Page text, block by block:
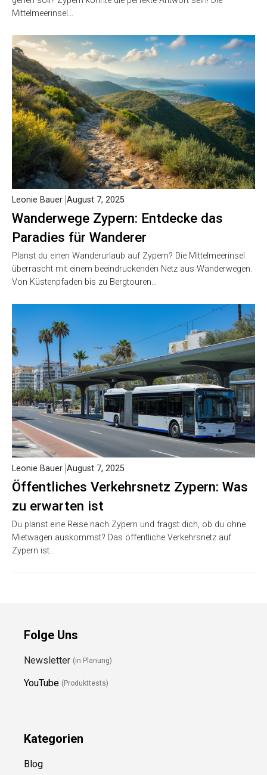
Mittelmeerinsel…
Wanderwege Zypern: Entdecke das
Paradies für Wanderer
Leonie Bauer August 7, 2025
Planst du einen Wanderurlaub auf Zypern? Die Mittelmeerinsel
überrascht mit einem beeindruckenden Netz aus Wanderwegen.
Von Küstenpfaden bis zu Bergtouren…
Öffentliches Verkehrsnetz Zypern: Was
zu erwarten ist
Leonie Bauer August 7, 2025
Du planst eine Reise nach Zypern und fragst dich, ob du ohne
Mietwagen auskommst? Das öffentliche Verkehrsnetz auf
Zypern ist…
Folge Uns
Newsletter (in Planung)
YouTube (Produkttests)
Kategorien
Blog